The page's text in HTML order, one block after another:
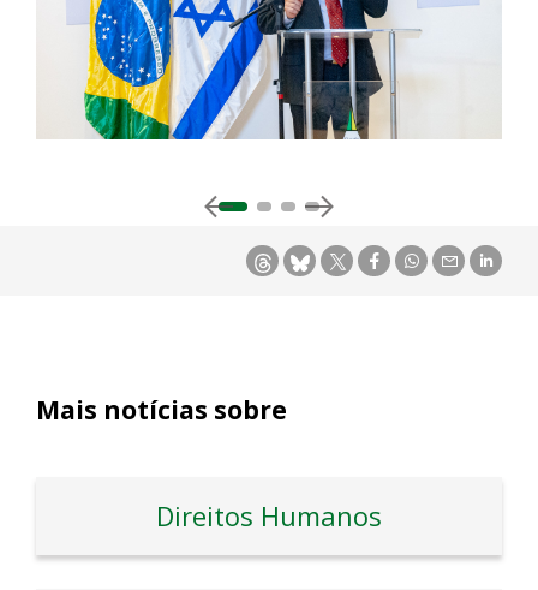
Mais notícias sobre
Direitos Humanos